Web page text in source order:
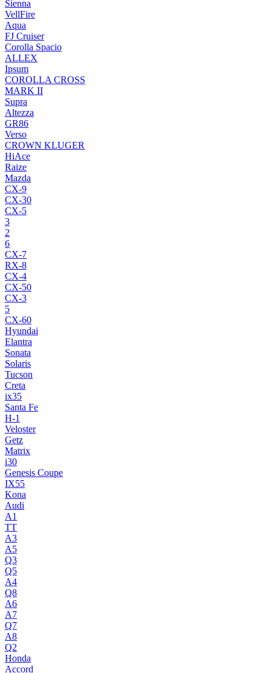
Sienna
VellFire
Aqua
FJ Cruiser
Corolla Spacio
ALLEX
Ipsum
COROLLA CROSS
MARK II
Supra
Altezza
GR86
Verso
CROWN KLUGER
HiAce
Raize
Mazda
CX-9
CX-30
CX-5
3
2
6
CX-7
RX-8
CX-4
CX-50
CX-3
5
CX-60
Hyundai
Elantra
Sonata
Solaris
Tucson
Creta
ix35
Santa Fe
H-1
Veloster
Getz
Matrix
i30
Genesis Coupe
IX55
Kona
Audi
A1
TT
A3
A5
Q3
Q5
A4
Q8
A6
A7
Q7
A8
Q2
Honda
Accord